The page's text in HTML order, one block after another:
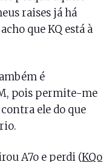
raises já há
que KQ está à
é
pois permite-me
ele do que
A7o e perdi (KQo